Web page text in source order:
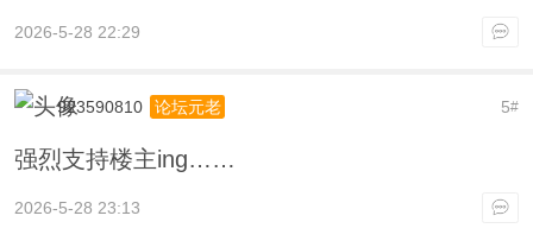
2026-5-28 22:29
5#
923590810 论坛元老
强烈支持楼主ing……
2026-5-28 23:13